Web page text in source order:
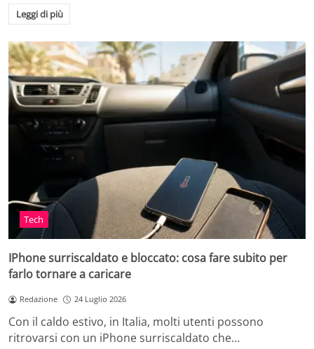
Leggi di più
Tech
IPhone surriscaldato e bloccato: cosa fare subito per
farlo tornare a caricare
Redazione 24 Luglio 2026
Con il caldo estivo, in Italia, molti utenti possono
ritrovarsi con un iPhone surriscaldato che…